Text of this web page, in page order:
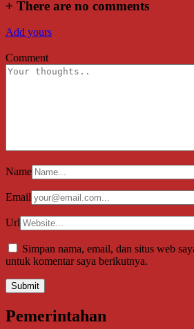
+ There are no comments
Add yours
Comment
Name
Email
Url
Simpan nama, email, dan situs web
untuk komentar saya berikutnya.
Pemerintahan